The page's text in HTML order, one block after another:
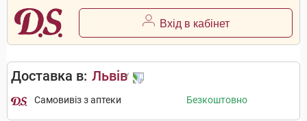
Вхід в кабінет
Доставка в: Львів
Самовивіз з аптеки Безкоштовно